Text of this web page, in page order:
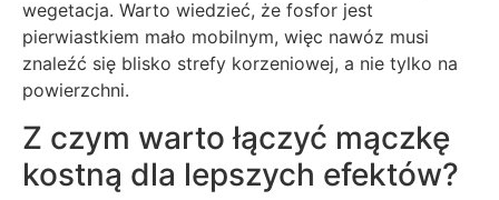
wegetacja. Warto wiedzieć, że fosfor jest
pierwiastkiem mało mobilnym, więc nawóz musi
znaleźć się blisko strefy korzeniowej, a nie tylko na
powierzchni.
Z czym warto łączyć mączkę
kostną dla lepszych efektów?